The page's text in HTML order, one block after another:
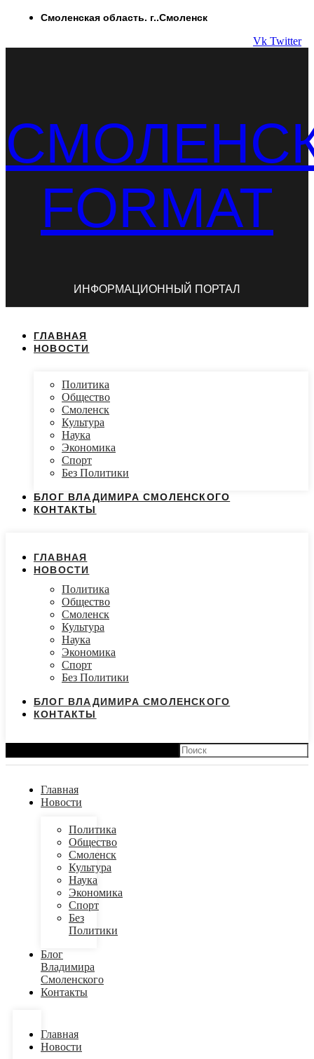
ПерейтиСмоленская область. г..Смоленск
Vk Twitter
FORMAT
ИНФОРМАЦИОННЫЙ ПОРТАЛ
ГЛАВНАЯ
НОВОСТИ
Политика
Общество
Смоленск
Культура
Наука
Экономика
Спорт
Без Политики
БЛОГ ВЛАДИМИРА СМОЛЕНСКОГО
КОНТАКТЫ
ГЛАВНАЯ
НОВОСТИ
Политика
Общество
Смоленск
Культура
Наука
Экономика
Спорт
Без Политики
БЛОГ ВЛАДИМИРА СМОЛЕНСКОГО
КОНТАКТЫ
Главная
Новости
Политика
Общество
Смоленск
Культура
Наука
Экономика
Спорт
Без
Политики
Блог
Владимира
Смоленского
Контакты
Главная
Новости